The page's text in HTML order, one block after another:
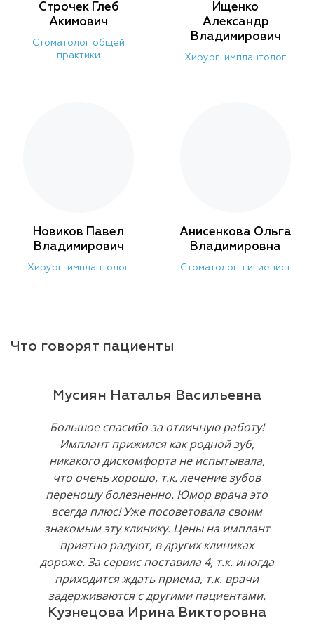
Строчек Глеб
Акимович
Стоматолог общей
практики
Ищенко
Александр
Владимирович
Хирург-имплантолог
Новиков Павел
Владимирович
Хирург-имплантолог
Анисенкова Ольга
Владимировна
Стоматолог-гигиенист
Что говорят пациенты
Мусиян Наталья Васильевна
Большое спасибо за отличную работу!
Имплант прижился как родной зуб,
никакого дискомфорта не испытывала,
что очень хорошо, т.к. лечение зубов
переношу болезненно. Юмор врача это
всегда плюс! Уже посоветовала своим
знакомым эту клинику. Цены на имплант
приятно радуют, в других клиниках
дороже. За сервис поставила 4, т.к. иногда
приходится ждать приема, т.к. врачи
задерживаются с другими пациентами.
Кузнецова Ирина Викторовна